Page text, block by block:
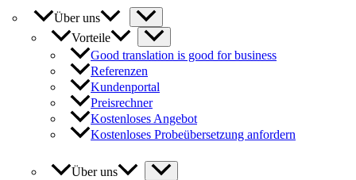
Über uns
Vorteile
Good translation is good for business
Referenzen
Kundenportal
Preisrechner
Kostenloses Angebot
Kostenloses Probeübersetzung anfordern
Über uns